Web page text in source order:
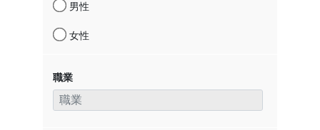
男性
女性
職業